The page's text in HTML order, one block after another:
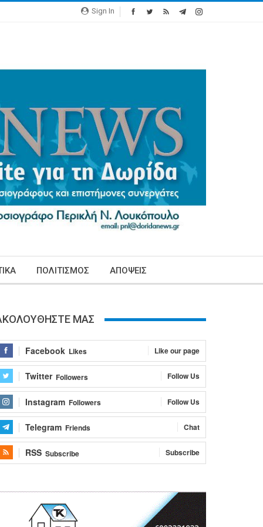
Sign In
ΠΟΛΙΤΙΣΜΟΣ ΑΠΟΨΕΙΣ
ΜΑΣ
Facebook Likes Like our page
Twitter Followers Follow Us
Instagram Followers Follow Us
Telegram Friends Chat
RSS Subscribe Subscribe